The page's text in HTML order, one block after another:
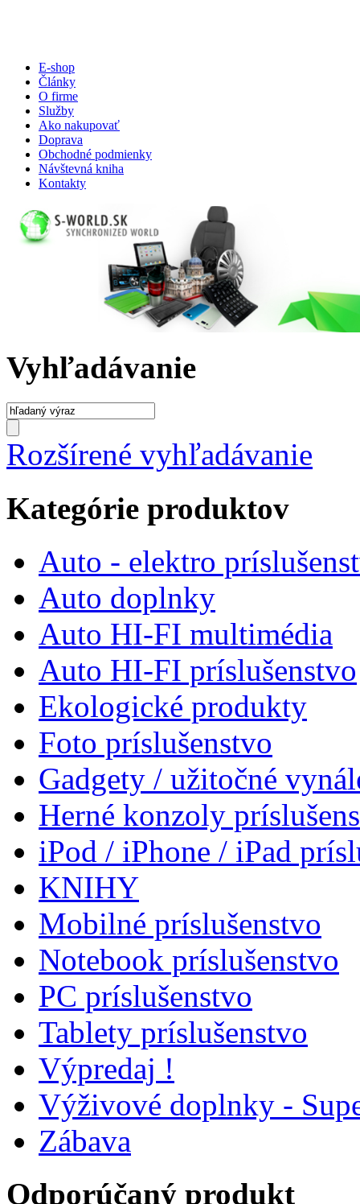
E-shop
Články
O firme
Služby
Ako nakupovať
Doprava
Obchodné podmienky
Návštevná kniha
Kontakty
Vyhľadávanie
Rozšírené vyhľadávanie
Kategórie produktov
Auto - elektro
Auto doplnky
Auto HI-FI multimédia
Auto HI-FI príslušenstvo
Ekologické produkty
Foto príslušenstvo
Gadgety / užitočné
Herné konzoly
iPod / iPhone / iPad
KNIHY
Mobilné príslušenstvo
Notebook príslušenstvo
PC príslušenstvo
Tablety príslušenstvo
Výpredaj !
Výživové doplnky -
Zábava
Odporúčaný produkt